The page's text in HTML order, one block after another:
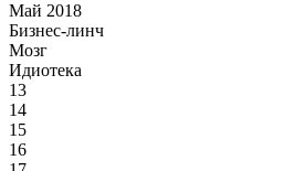
Май 2018
Бизнес-линч
Мозг
Идиотека
13
14
15
16